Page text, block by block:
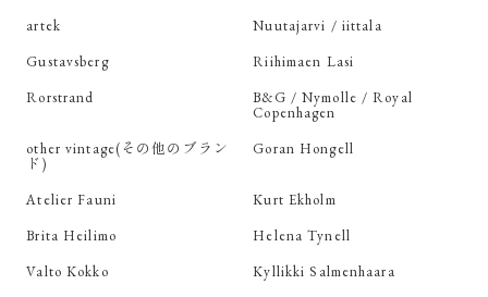
artek
Nuutajarvi / iittala
Gustavsberg
Riihimaen Lasi
Rorstrand
B&G / Nymolle / Royal
Copenhagen
other vintage(その他のブラン
ド)
Goran Hongell
Atelier Fauni
Kurt Ekholm
Brita Heilimo
Helena Tynell
Valto Kokko
Kyllikki Salmenhaara